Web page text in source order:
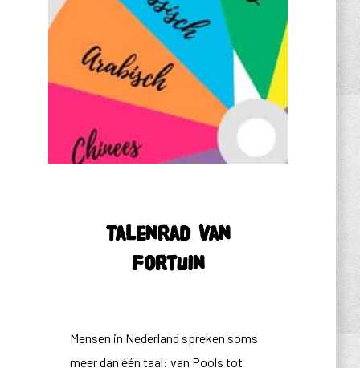
Talenrad van
Fortuin
Mensen in Nederland spreken soms
meer dan één taal: van Pools tot